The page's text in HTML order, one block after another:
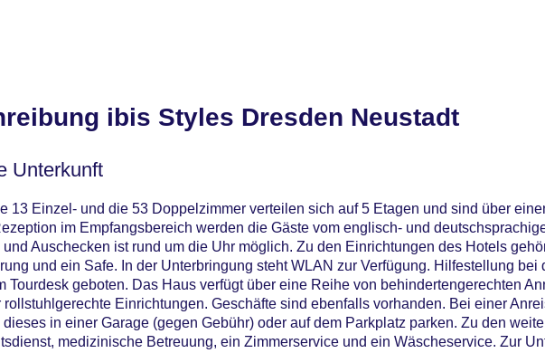
ibis Styles Dresden Neustadt
Unterkunft
13 Einzel- und die 53 Doppelzimmer verteilen sich auf 5 Etagen und sind über
im Empfangsbereich werden die Gäste vom englisch- und
Auschecken ist rund um die Uhr möglich. Zu den Einrichtungen des Hotels
und ein Safe. In der Unterbringung steht WLAN zur Verfügung. Hilfestellung bei
Tourdesk geboten. Das Haus verfügt über eine Reihe von behindertengerechten
rollstuhlgerechte Einrichtungen. Geschäfte sind ebenfalls vorhanden. Bei einer
dieses in einer Garage (gegen Gebühr) oder auf dem Parkplatz parken. Zu den
medizinische Betreuung, ein Zimmerservice und ein Wäscheservice. Zur